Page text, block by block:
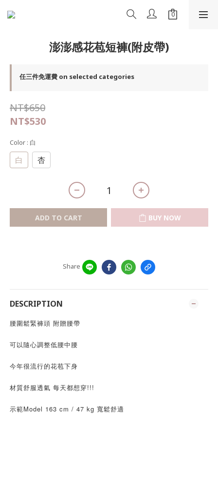
澎澎感花苞短褲(附皮帶)
任三件免運費 on selected categories
NT$650
NT$530
Color : 白
白 杏
ADD TO CART BUY NOW
Share
DESCRIPTION
腰圍鬆緊褲頭 附贈腰帶
可以隨心調整低腰中腰
今年很流行的花苞下身
材質舒服透氣 每天都想穿!!!
示範Model 163 cm / 47 kg 寬鬆舒適